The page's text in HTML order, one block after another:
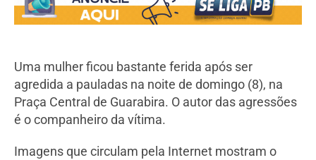
Uma mulher ficou bastante ferida após ser
agredida a pauladas na noite de domingo (8), na
Praça Central de Guarabira. O autor das agressões
é o companheiro da vítima.
Imagens que circulam pela Internet mostram o